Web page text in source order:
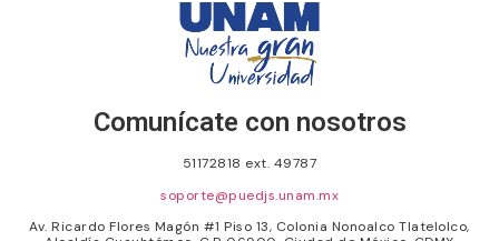
Comunícate con nosotros
51172818 ext. 49787
soporte@puedjs.unam.mx
Av. Ricardo Flores Magón #1 Piso 13, Colonia Nonoalco Tlatelolco,